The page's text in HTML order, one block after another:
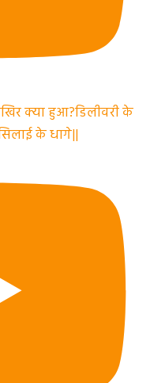
क्या हुआ?डिलीवरी के
के धागे||